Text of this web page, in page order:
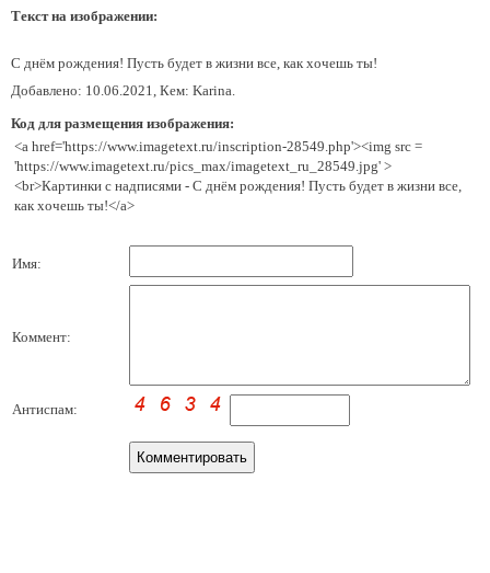
Текст на изображении:
С днём рождения! Пусть будет в жизни все, как хочешь ты!
Добавлено: 10.06.2021, Кем: Karina.
Код для размещения изображения:
<a href='https://www.imagetext.ru/inscription-28549.php'><img src =
'https://www.imagetext.ru/pics_max/imagetext_ru_28549.jpg' >
<br>Картинки с надписями - С днём рождения! Пусть будет в жизни все,
как хочешь ты!</a>
Имя:
Коммент:
Антиспам: